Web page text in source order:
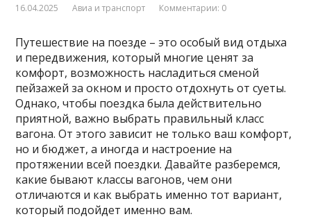
16.04.2025 Авиа и транспорт Комментарии: 0
Путешествие на поезде – это особый вид отдыха
и передвижения, который многие ценят за
комфорт, возможность насладиться сменой
пейзажей за окном и просто отдохнуть от суеты.
Однако, чтобы поездка была действительно
приятной, важно выбрать правильный класс
вагона. От этого зависит не только ваш комфорт,
но и бюджет, а иногда и настроение на
протяжении всей поездки. Давайте разберемся,
какие бывают классы вагонов, чем они
отличаются и как выбрать именно тот вариант,
который подойдет именно вам.